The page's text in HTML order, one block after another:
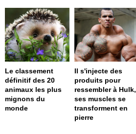
Le classement
définitif des 20
animaux les plus
mignons du
monde
Il s'injecte des
produits pour
ressembler à Hulk,
ses muscles se
transforment en
pierre